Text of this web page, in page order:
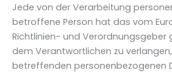
Jede von der Verarbeitung
betroffene Person hat das vom
Richtlinien- und Verordnungsgeber
dem Verantwortlichen zu
betreffenden personenbezogenen